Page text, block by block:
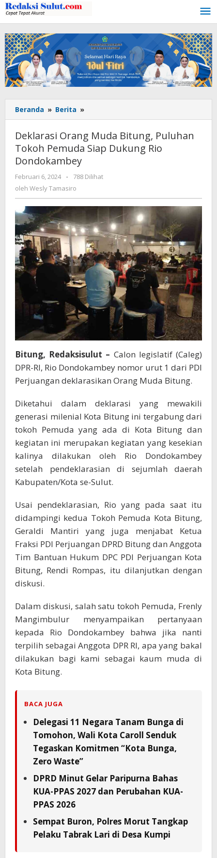
Lewati
ke
konten
Beranda » Berita »
Orang
Bitung,
Puluhan
Siap
Rio
Dondokambey
Deklarasi Orang Muda Bitung, Puluhan
Tokoh Pemuda Siap Dukung Rio
Dondokambey
Februari 6, 2024
oleh
Wesly
-
788 Dilihat
oleh Wesly Tamasiro
Bitung, Redaksisulut – Calon legislatif (Caleg)
DPR-RI, Rio Dondokambey nomor urut 1 dari PDI
Perjuangan deklarasikan Orang Muda Bitung.
Diketahui dalam deklarasi yang mewakili
generasi milenial Kota Bitung ini tergabung dari
tokoh Pemuda yang ada di Kota Bitung dan
kegiatan ini merupakan kegiatan yang kesekian
kalinya dilakukan oleh Rio Dondokambey
setelah pendeklarasian di sejumlah daerah
Kabupaten/Kota se-Sulut.
Usai pendeklarasian, Rio yang pada saat itu
didampingi kedua Tokoh Pemuda Kota Bitung,
Geraldi Mantiri yang juga menjabat Ketua
Fraksi PDI Perjuangan DPRD Bitung dan Anggota
Tim Bantuan Hukum DPC PDI Perjuangan Kota
Bitung, Rendi Rompas, itu dilanjutkan dengan
diskusi.
Dalam diskusi, salah satu tokoh Pemuda, Frenly
Mangimbulur menyampaikan pertanyaan
kepada Rio Dondokambey bahwa jika nanti
terpilih sebagai Anggota DPR RI, apa yang bakal
dilakukan bagi kami sebagai kaum muda di
Kota Bitung.
BACA JUGA
Delegasi 11 Negara Tanam Bunga di
Tomohon, Wali Kota Caroll Senduk
Tegaskan Komitmen “Kota Bunga,
Zero Waste”
DPRD Minut Gelar Paripurna Bahas
KUA-PPAS 2027 dan Perubahan KUA-
PPAS 2026
Sempat Buron, Polres Morut Tangkap
Pelaku Tabrak Lari di Desa Kumpi